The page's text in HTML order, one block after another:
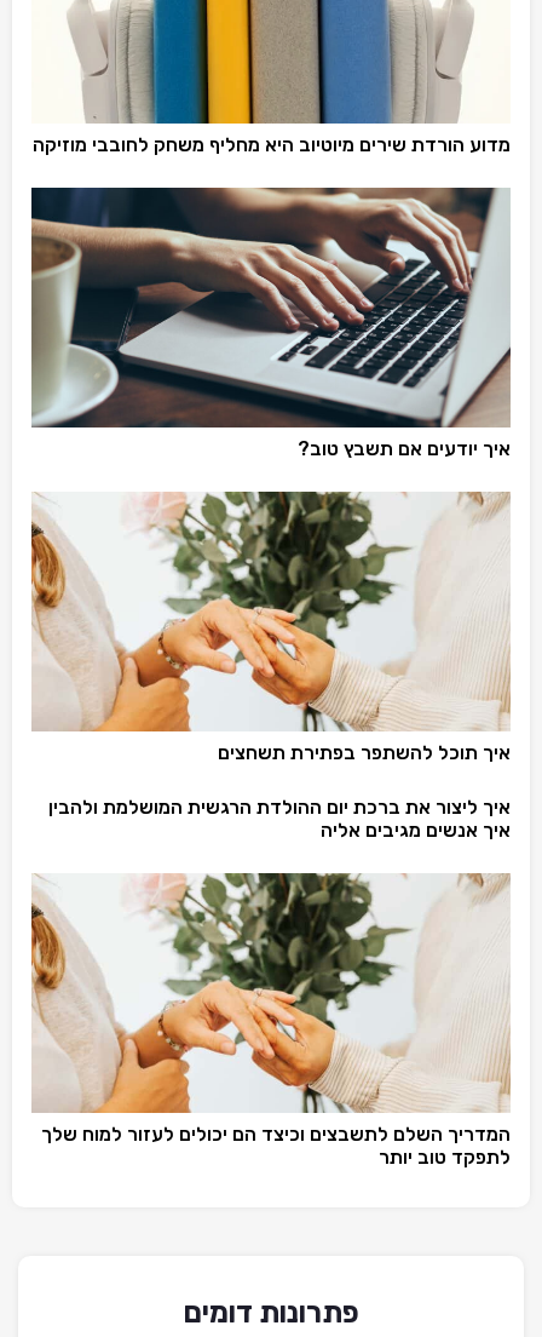
מדוע הורדת שירים מיוטיוב היא מחליף משחק לחובבי מוזיקה
איך יודעים אם תשבץ טוב?
איך תוכל להשתפר בפתירת תשחצים
איך ליצור את ברכת יום ההולדת הרגשית המושלמת ולהבין
איך אנשים מגיבים אליה
המדריך השלם לתשבצים וכיצד הם יכולים לעזור למוח שלך
לתפקד טוב יותר
פתרונות דומים